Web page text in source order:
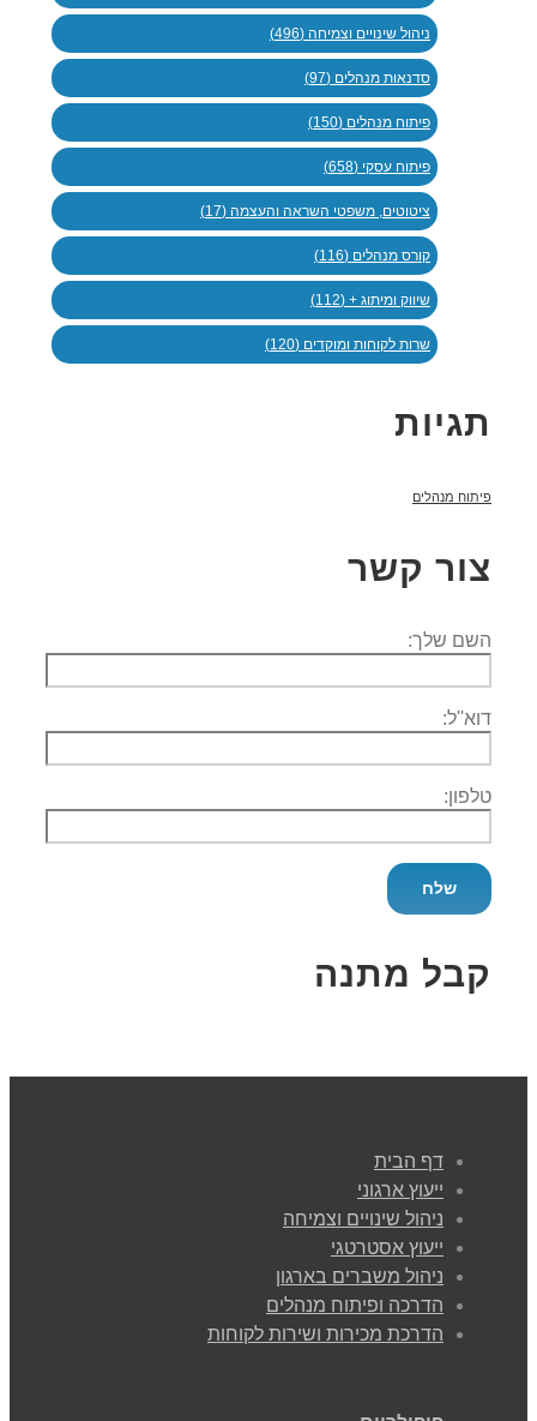
ניהול שינויים וצמיחה (496)
סדנאות מנהלים (97)
פיתוח מנהלים (150)
פיתוח עסקי (658)
ציטוטים, משפטי השראה והעצמה (17)
קורס מנהלים (116)
שיווק ומיתוג + (112)
שרות לקוחות ומוקדים (120)
תגיות
פיתוח מנהלים
צור קשר
השם שלך:
דוא''ל:
טלפון:
קבל מתנה
דף הבית
ייעוץ ארגוני
ניהול שינויים וצמיחה
ייעוץ אסטרטגי
ניהול משברים בארגון
הדרכה ופיתוח מנהלים
הדרכת מכירות ושירות לקוחות